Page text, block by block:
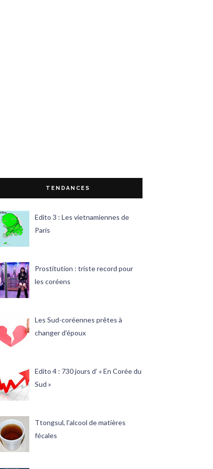
TENDANCES
Edito 3 : Les vietnamiennes de
Paris
Prostitution : triste record pour
les coréens
Les Sud-coréennes prêtes à
changer d'époux
Edito 4 : 730 jours d’ « En Corée du
Sud »
Ttongsul, l'alcool de matières
fécales